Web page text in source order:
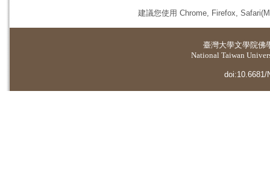
建議您使用 Chrome, Firefox,
臺灣大學文學院佛
National Taiwan
doi:10.6681/